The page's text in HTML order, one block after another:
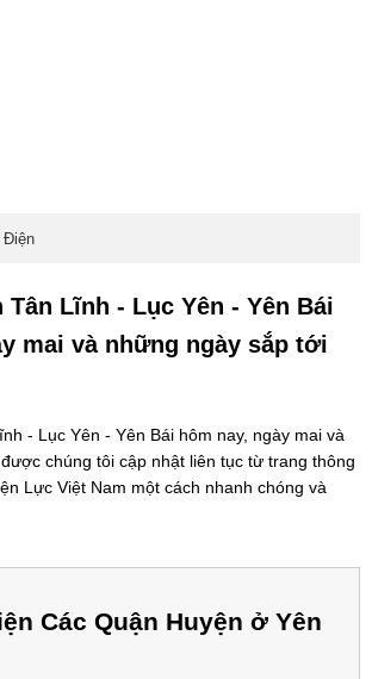
Điện
Lĩnh - Lục Yên - Yên Bái
mai và những ngày sắp tới
- Lục Yên - Yên Bái hôm nay, ngày mai và
chúng tôi cập nhật liên tục từ trang thông
Lực Việt Nam một cách nhanh chóng và
Các Quận Huyện ở Yên